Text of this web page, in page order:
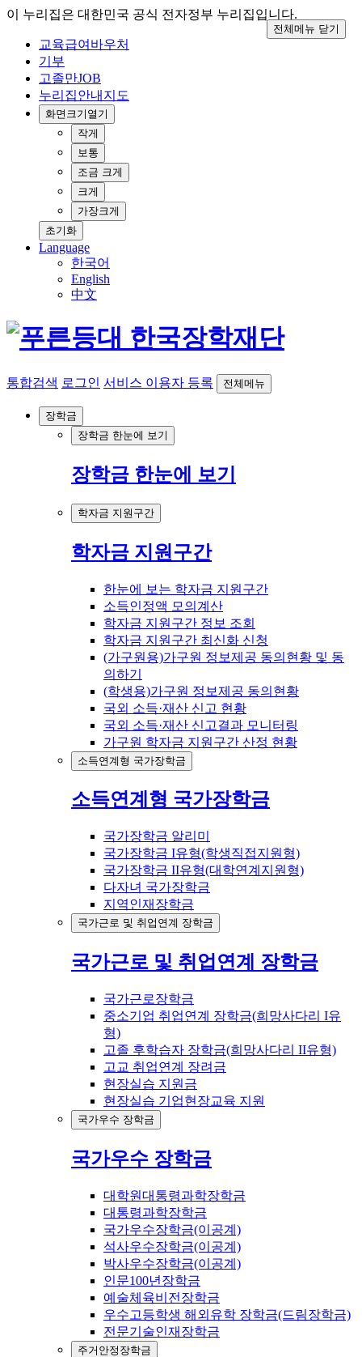
이 누리집은 대한민국 공식 전자정부 누리집입니다.
교육급여바우처
기부
고졸만JOB
누리집안내지도
화면크기 열기
작게
보통
조금 크게
크게
가장크게
초기화
Language
한국어
English
中文
통합검색 로그인 서비스 이용자 등록 전체메뉴
장학금
장학금 한눈에 보기
장학금 한눈에 보기
학자금 지원구간
학자금 지원구간
한눈에 보는 학자금 지원구간
소득인정액 모의계산
학자금 지원구간 정보 조회
학자금 지원구간 최신화 신청
(가구원용)가구원 정보제공 동의현황 및 동
의하기
(학생용)가구원 정보제공 동의현황
국외 소득·재산 신고 현황
국외 소득·재산 신고결과 모니터링
가구원 학자금 지원구간 산정 현황
소득연계형 국가장학금
소득연계형 국가장학금
국가장학금 알리미
국가장학금 I유형(학생직접지원형)
국가장학금 II유형(대학연계지원형)
다자녀 국가장학금
지역인재장학금
국가근로 및 취업연계 장학금
국가근로 및 취업연계 장학금
국가근로장학금
중소기업 취업연계 장학금(희망사다리 I유
형)
고졸 후학습자 장학금(희망사다리 II유형)
고교 취업연계 장려금
현장실습 지원금
현장실습 기업현장교육 지원
국가우수 장학금
국가우수 장학금
대학원대통령과학장학금
대통령과학장학금
국가우수장학금(이공계)
석사우수장학금(이공계)
박사우수장학금(이공계)
인문100년장학금
예술체육비전장학금
우수고등학생 해외유학 장학금(드림장학금)
전문기술인재장학금
주거안정장학금
전체메뉴 닫기